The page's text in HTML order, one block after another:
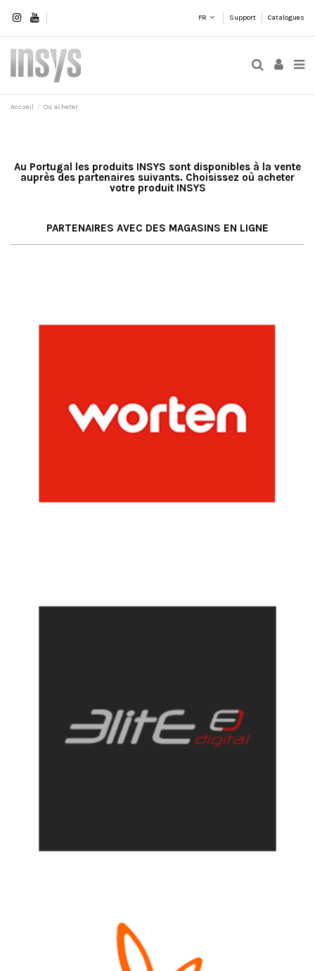
FR Support Catalogues
Accueil Où acheter
Au Portugal les produits INSYS sont disponibles à la vente
auprès des partenaires suivants. Choisissez où acheter
votre produit INSYS
PARTENAIRES AVEC DES MAGASINS EN LIGNE